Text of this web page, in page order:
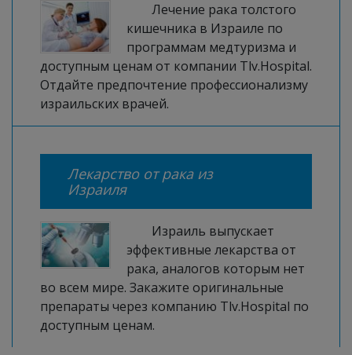
Лечение рака толстого
кишечника в Израиле по
программам медтуризма и
доступным ценам от компании Tlv.Hospital.
Отдайте предпочтение профессионализму
израильских врачей.
Лекарство от рака из
Израиля
Израиль выпускает
эффективные лекарства от
рака, аналогов которым нет
во всем мире. Закажите оригинальные
препараты через компанию Tlv.Hospital по
доступным ценам.